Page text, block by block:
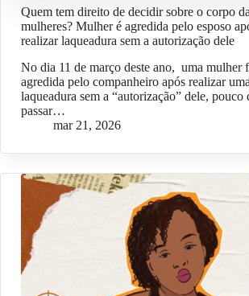
Quem tem direito de decidir sobre o corpo
mulheres? Mulher é agredida pelo esposo
realizar laqueadura sem a autorização dele
No dia 11 de março deste ano, uma mulher
agredida pelo companheiro após realizar uma
laqueadura sem a “autorização” dele, pouco
passar…
mar 21, 2026